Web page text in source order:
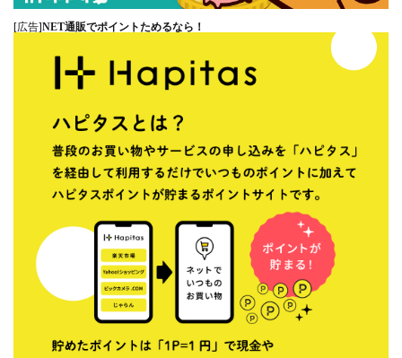
[広告]NET通販でポイントためるなら！